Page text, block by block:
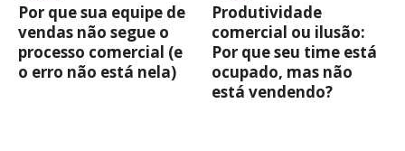
Por que sua equipe de
vendas não segue o
processo comercial (e
o erro não está nela)
Produtividade
comercial ou ilusão:
Por que seu time está
ocupado, mas não
está vendendo?